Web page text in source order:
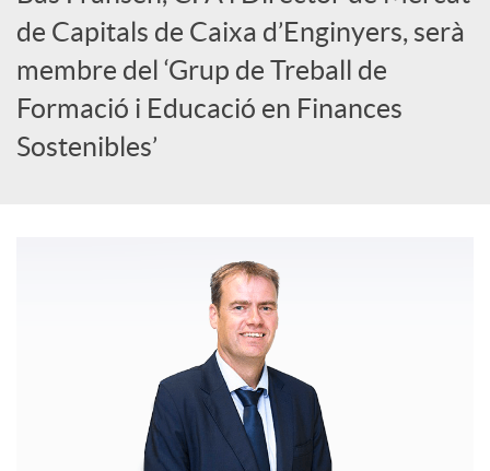
o
r
de Capitals de Caixa d’Enginyers, serà
membre del ‘Grup de Treball de
Formació i Educació en Finances
Sostenibles’